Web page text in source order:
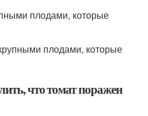
плодами, которые
плодами, которые
что томат поражен